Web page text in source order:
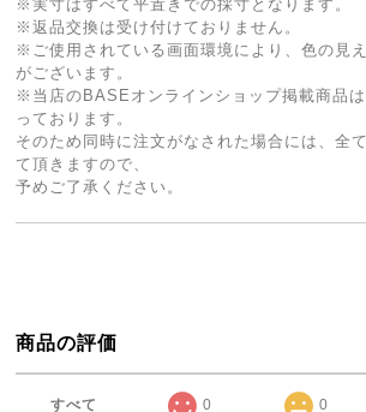
※実寸はすべて平置きでの採寸となります。
※返品交換は受け付けておりません。
※ご使用されている画面環境により、色の見
がございます。
※当店のBASEオンラインショップ掲載商品
っております。
そのため同時に注文がなされた場合には、全
て頂きますので、
予めご了承ください。
商品の評価
すべて 0 0